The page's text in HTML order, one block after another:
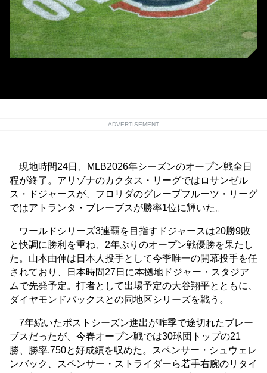
ADVERTISEMENT
現地時間24日、MLB2026年シーズンのオープン戦全日
程が終了。アリゾナのカクタス・リーグではロサンゼル
ス・ドジャースが、フロリダのグレープフルーツ・リーグ
ではアトランタ・ブレーブスが勝率1位に輝いた。
ワールドシリーズ3連覇を目指すドジャースは20勝9敗
と快調に勝利を重ね、2年ぶりのオープン戦優勝を果たし
た。山本由伸は日本人投手として今季唯一の開幕投手を任
されており、日本時間27日に本拠地ドジャー・スタジア
ムで先発予定。打者として出場予定の大谷翔平とともに、
ダイヤモンドバックスとの同地区シリーズを戦う。
7年続いたポストシーズン進出が昨季で途切れたブレー
ブスだったが、今春オープン戦では30球団トップの21
勝、勝率.750と好成績を収めた。スペンサー・シュウェレ
ンバック、スペンサー・ストライダーら若手右腕のリタイ